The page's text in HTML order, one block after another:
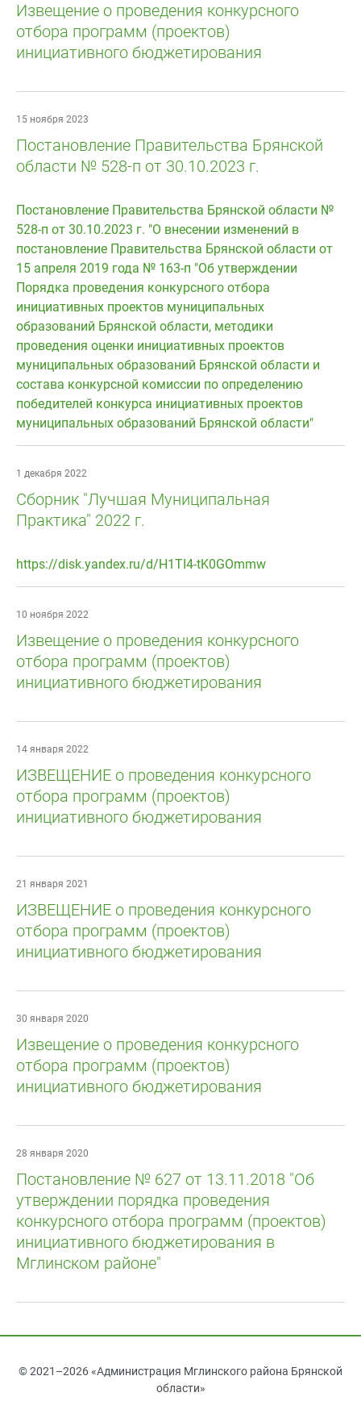
Извещение о проведения конкурсного
отбора программ (проектов)
инициативного бюджетирования
15 ноября 2023
Постановление Правительства Брянской
области № 528-п от 30.10.2023 г.
Постановление Правительства Брянской области №
528-п от 30.10.2023 г. "О внесении изменений в
постановление Правительства Брянской области от
15 апреля 2019 года № 163-п "Об утверждении
Порядка проведения конкурсного отбора
инициативных проектов муниципальных
образований Брянской области, методики
проведения оценки инициативных проектов
муниципальных образований Брянской области и
состава конкурсной комиссии по определению
победителей конкурса инициативных проектов
муниципальных образований Брянской области"
1 декабря 2022
Сборник "Лучшая Муниципальная
Практика" 2022 г.
https://disk.yandex.ru/d/H1TI4-tK0GOmmw
10 ноября 2022
Извещение о проведения конкурсного
отбора программ (проектов)
инициативного бюджетирования
14 января 2022
ИЗВЕЩЕНИЕ о проведения конкурсного
отбора программ (проектов)
инициативного бюджетирования
21 января 2021
ИЗВЕЩЕНИЕ о проведения конкурсного
отбора программ (проектов)
инициативного бюджетирования
30 января 2020
Извещение о проведения конкурсного
отбора программ (проектов)
инициативного бюджетирования
28 января 2020
Постановление № 627 от 13.11.2018 "Об
утверждении порядка проведения
конкурсного отбора программ (проектов)
инициативного бюджетирования в
Мглинском районе"
© 2021–2026 «Администрация Мглинского района Брянской
области»